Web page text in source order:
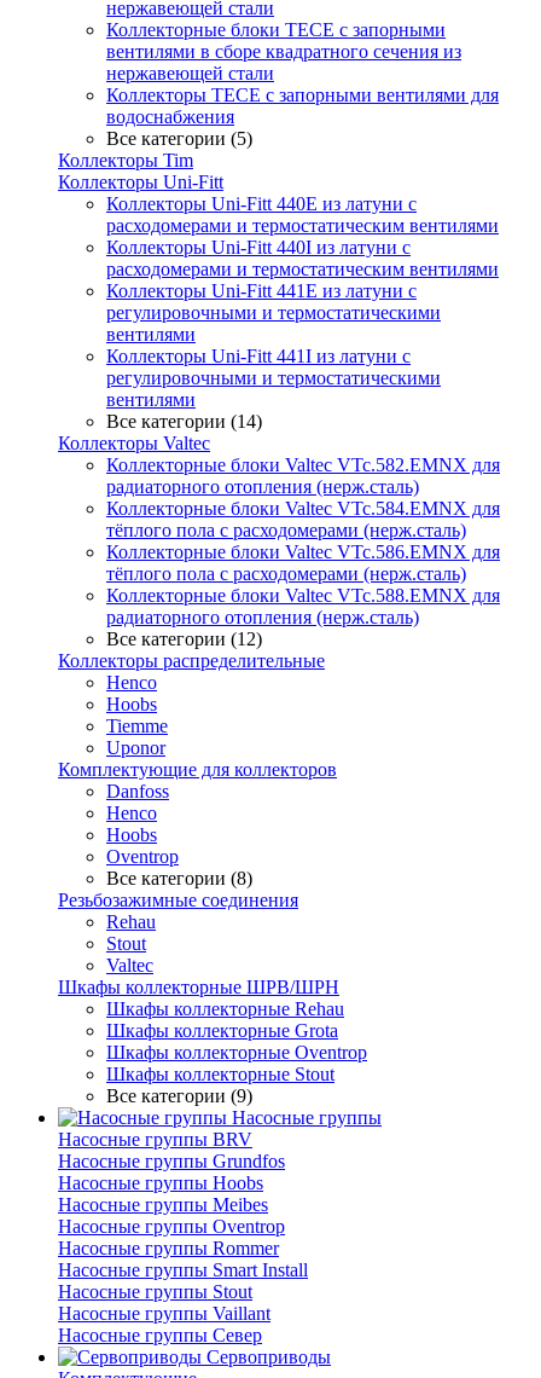
нержавеющей стали
Коллекторные блоки TECE с запорными
вентилями в сборе квадратного сечения из
нержавеющей стали
Коллекторы TECE с запорными вентилями для
водоснабжения
Все категории (5)
Коллекторы Tim
Коллекторы Uni-Fitt
Коллекторы Uni-Fitt 440E из латуни с
расходомерами и термостатическим вентилями
Коллекторы Uni-Fitt 440I из латуни с
расходомерами и термостатическим вентилями
Коллекторы Uni-Fitt 441E из латуни с
регулировочными и термостатическими
вентилями
Коллекторы Uni-Fitt 441I из латуни с
регулировочными и термостатическими
вентилями
Все категории (14)
Коллекторы Valtec
Коллекторные блоки Valtec VTc.582.EMNX для
радиаторного отопления (нерж.сталь)
Коллекторные блоки Valtec VTc.584.EMNX для
тёплого пола с расходомерами (нерж.сталь)
Коллекторные блоки Valtec VTc.586.EMNX для
тёплого пола с расходомерами (нерж.сталь)
Коллекторные блоки Valtec VTc.588.EMNX для
радиаторного отопления (нерж.сталь)
Все категории (12)
Коллекторы распределительные
Henco
Hoobs
Tiemme
Uponor
Комплектующие для коллекторов
Danfoss
Henco
Hoobs
Oventrop
Все категории (8)
Резьбозажимные соединения
Rehau
Stout
Valtec
Шкафы коллекторные ШРВ/ШРН
Шкафы коллекторные Rehau
Шкафы коллекторные Grota
Шкафы коллекторные Oventrop
Шкафы коллекторные Stout
Все категории (9)
Насосные группы
Насосные группы BRV
Насосные группы Grundfos
Насосные группы Hoobs
Насосные группы Meibes
Насосные группы Oventrop
Насосные группы Rommer
Насосные группы Smart Install
Насосные группы Stout
Насосные группы Vaillant
Насосные группы Север
Сервоприводы